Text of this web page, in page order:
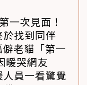
一次見面！
找到同伴
老貓「第一
暖哭網友
員一看驚覺